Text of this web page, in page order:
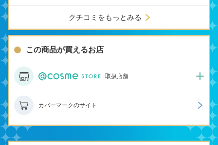
クチコミをもっとみる
この商品が買えるお店
取扱店舗
カバーマークのサイト